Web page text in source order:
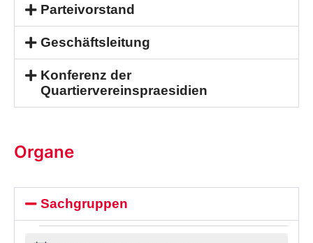
Parteivorstand
Geschäftsleitung
Konferenz der
Quartiervereinspraesidien
Organe
Sachgruppen